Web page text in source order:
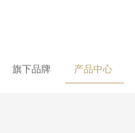
旗下品牌 产品中心